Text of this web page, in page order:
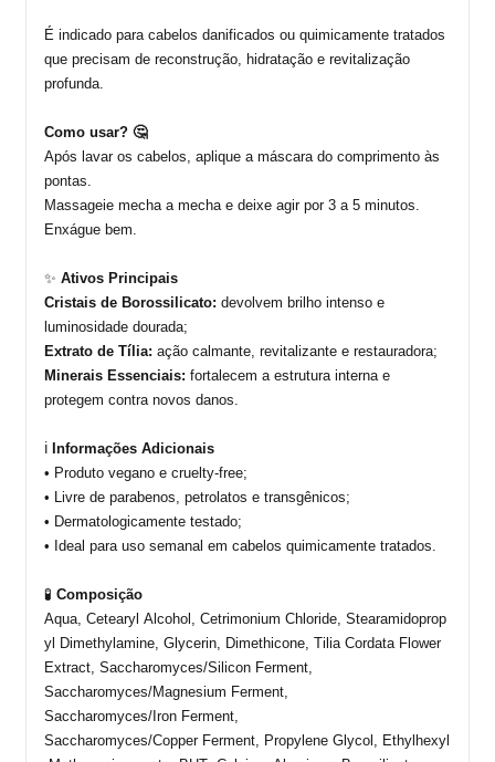
É indicado para cabelos danificados ou quimicamente tratados
que precisam de reconstrução, hidratação e revitalização
profunda.
Como usar? 🤔
Após lavar os cabelos, aplique a máscara do comprimento às
pontas.
Massageie mecha a mecha e deixe agir por 3 a 5 minutos.
Enxágue bem.
✨ Ativos Principais
Cristais de Borossilicato: devolvem brilho intenso e
luminosidade dourada;
Extrato de Tília: ação calmante, revitalizante e restauradora;
Minerais Essenciais: fortalecem a estrutura interna e
protegem contra novos danos.
ℹ️ Informações Adicionais
• Produto vegano e cruelty-free;
• Livre de parabenos, petrolatos e transgênicos;
• Dermatologicamente testado;
• Ideal para uso semanal em cabelos quimicamente tratados
🧪 Composição
Aqua, Cetearyl Alcohol Cetrimonium Chloride Stearamidoprop
yl Dimethylamine Glycerin Dimethicone Tilia Cordata Flower
Extract , Saccharomyces/Silicon Ferment
Saccharomyces/Magnesium Ferment
Saccharomyces/Iron Ferment
Saccharomyces/Copper Ferment Propylene Glycol Ethylhexyl